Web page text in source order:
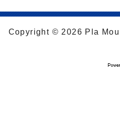
Copyright © 2026 Pla